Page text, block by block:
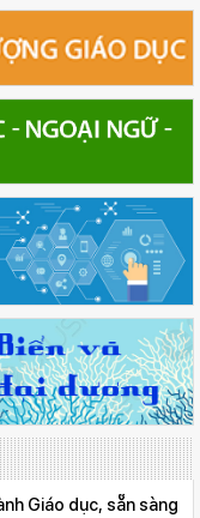
Giáo dục, sẵn sàng